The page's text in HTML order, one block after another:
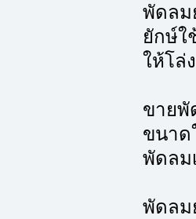
พัดลม
ยักษ์ใ
ให้โล่
ขายพั
ขนา
พัดลม
พัดลม